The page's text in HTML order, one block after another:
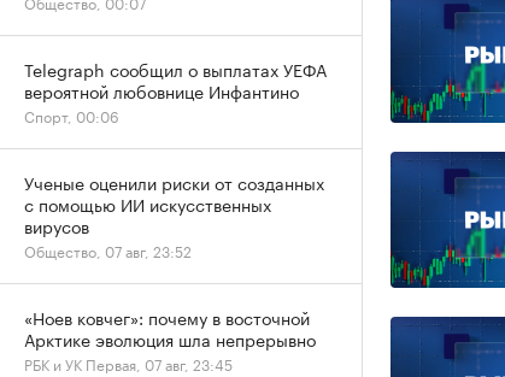
Telegraph сообщил о выплатах УЕФА
вероятной любовнице Инфантино
Спорт, 00:06
Ученые оценили риски от созданных
с помощью ИИ искусственных
вирусов
Общество, 07 авг, 23:52
«Ноев ковчег»: почему в восточной
Арктике эволюция шла непрерывно
РБК и УК Первая, 07 авг, 23:45